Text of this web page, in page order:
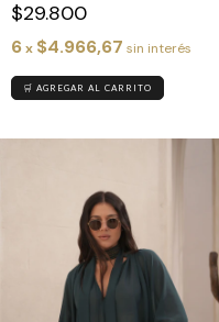
$29.800
6x $4.966,67 sin interés
🛒 AGREGAR AL CARRITO